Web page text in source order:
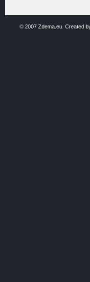
© 2007 Zdema.eu. Created